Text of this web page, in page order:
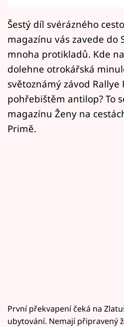
Mámy sobě
Přihlášení
Sledujte nás
Šestý díl svérázného
magazínu vás zavede do
mnoha protikladů. Kde
dolehne otrokářská
světoznámý závod Rallye
pohřebištěm antilop? To
magazínu Ženy na
Primě.
První překvapení čeká na
ubytování. Nemají připravený